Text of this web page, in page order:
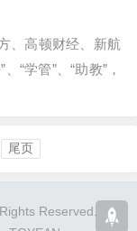
、高顿财经、新航
“学管”、“助教”，
尾页
Reserved.